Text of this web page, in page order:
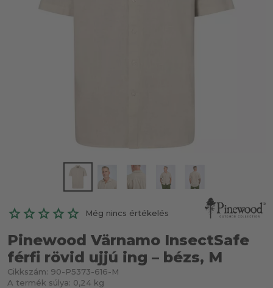
Még nincs értékelés
Pinewood Värnamo InsectSafe
férfi rövid ujjú ing – bézs, M
Cikkszám: 90-P5373-616-M
A termék súlya: 0,24 kg